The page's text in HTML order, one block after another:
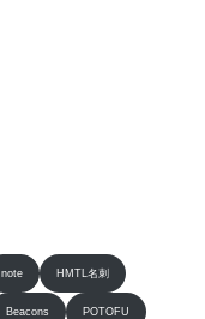
note HMTL名刺
Beacons POTOFU